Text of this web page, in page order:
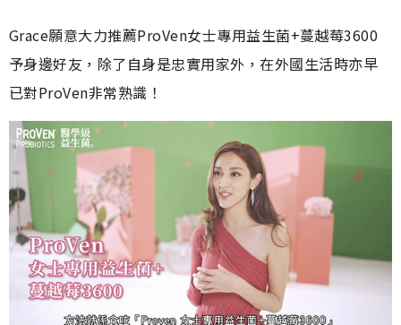
Grace願意大力推薦ProVen女士專用益生菌+蔓越莓3600
予身邊好友，除了自身是忠實用家外，在外國生活時亦早
已對ProVen非常熟識！